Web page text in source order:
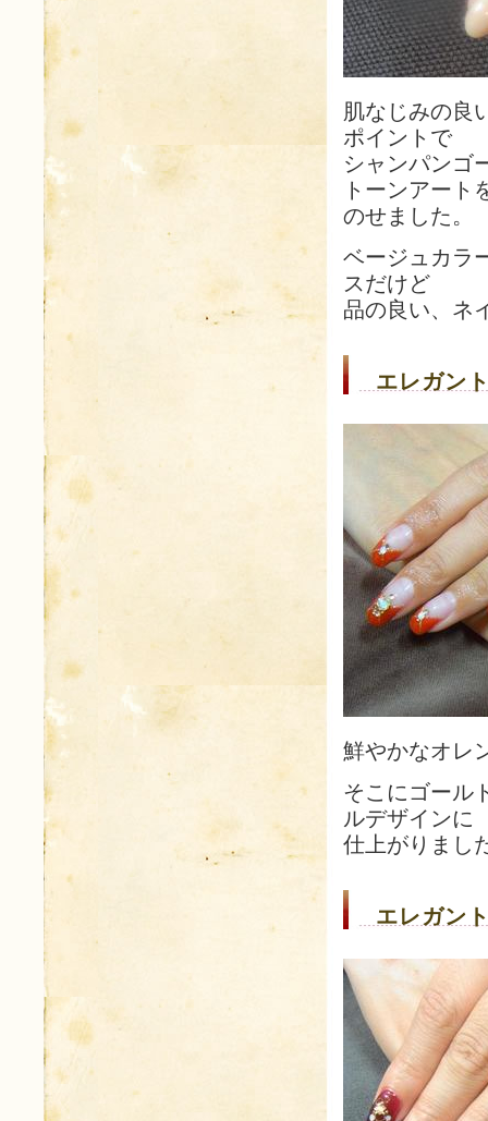
肌なじみの良
ポイントで
シャンパンゴ
トーンアート
のせました。
ベージュカラ
スだけど
品の良い、ネ
エレガン
鮮やかなオレ
そこにゴール
ルデザインに
仕上がりまし
エレガン